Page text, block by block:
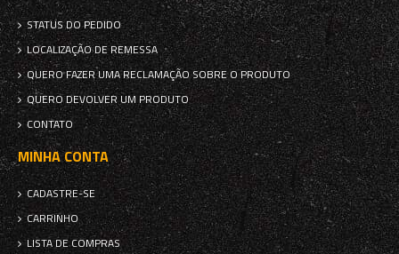
STATUS DO PEDIDO
LOCALIZAÇÃO DE REMESSA
QUERO FAZER UMA RECLAMAÇÃO SOBRE O PRODUTO
QUERO DEVOLVER UM PRODUTO
CONTATO
MINHA CONTA
CADASTRE-SE
CARRINHO
LISTA DE COMPRAS